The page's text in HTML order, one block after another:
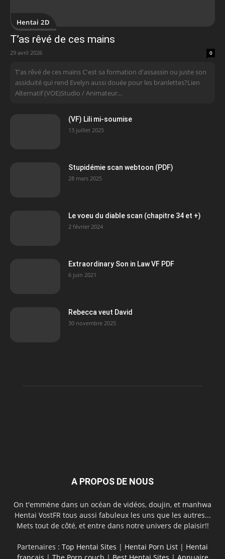
Hentai 2D
T’as rêvé de ces mains
29 avril 2026 0
T'as rêvé de ces mains C'est sa formation d'assassin ou juste son
assiduité qui rend Evelyn aussi douée pour les branlettes?Lien
Alternatif (VOE)Studio / Animateur...
(VF) Lili mi-soumise
13 juillet 2025
Stupidémie scan webtoon (PDF)
28 mars 2025
Le voeu du diable scan (chapitre 34 et +)
2 février 2024
Extraordinary Son in Law VF PDF
6 juin 2021
Rebecca veut David
30 novembre 2025
A PROPOS DE NOUS
On t'emmène dans un océan de vidéos, doujin, et manhwa
Hentai VostFR tous aussi fabuleux les uns que les autres...
Mets tout de côté, et entre dans notre univers de plaisir!!
Partenaires : Top Hentai Sites | Hentai Porn List | Hentai